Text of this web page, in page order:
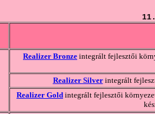
Realizer Bronze integrált fejlesztői
Realizer Silverintegrált
Realizer Gold integrált fejlesztői